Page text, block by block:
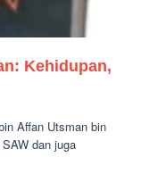
Kehidupan,
Affan Utsman bin
dan juga